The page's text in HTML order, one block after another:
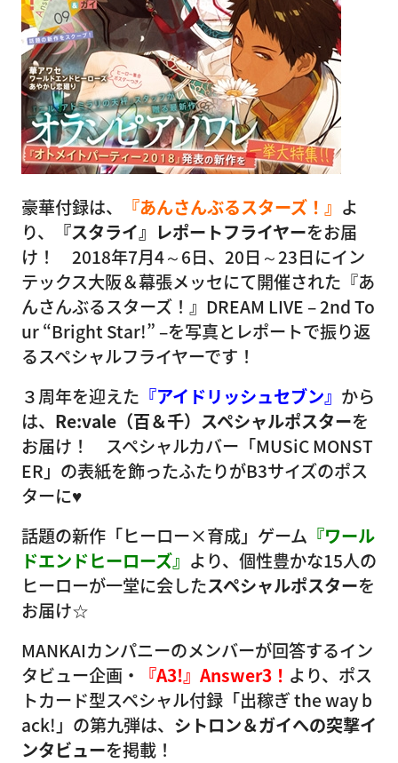
豪華付録は、 『あんさんぶるスターズ！』 よ
り、
『スタライ』レポートフライヤーをお届
け！ 2018年7月4～6日、20日～23日にイン
テックス大阪＆幕張メッセにて開催された『あ
んさんぶるスターズ！』DREAM LIVE – 2nd To
ur “Bright Star!” –を写真とレポートで振り返
るスペシャルフライヤーです！
３周年を迎えた 『アイドリッシュセブン』 から
は、 Re:vale（百＆千）スペシャルポスターを
お届け！ スペシャルカバー「MUSiC MONST
ER」の表紙を飾ったふたりがB3サイズのポス
ターに♥
話題の新作「ヒーロー×育成」ゲーム 『ワール
ドエンドヒーローズ』 より、個性豊かな15人の
ヒーローが一堂に会したスペシャルポスターを
お届け☆
MANKAIカンパニーのメンバーが回答するイン
タビュー企画・
『A3!』Answer3！ より、ポス
トカード型スペシャル付録「出稼ぎ the way b
ack!」の第九弾は、 シトロン＆ガイへの突撃イ
ンタビューを掲載！